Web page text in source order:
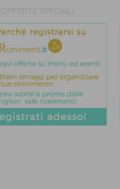
SPECIALI